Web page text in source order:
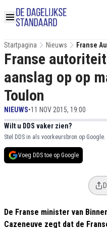
Startpagina Nieuws
Franse
Franse
aanslag op op
Toulon
NIEUWS•11 NOV 2015, 19:00
Wilt u DDS vaker zien?
Stel DDS in als voorkeursbron op Google.
Voeg DDS toe op Google
De Franse minister van
Cazeneuve zegt dat de